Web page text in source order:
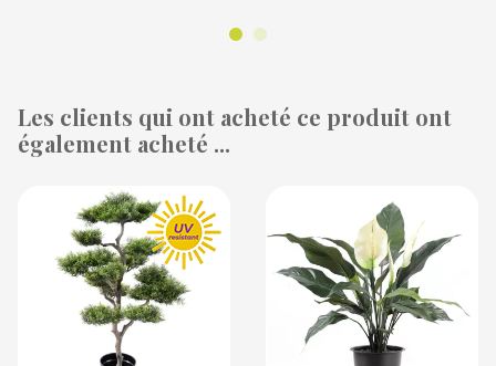
Les clients qui ont acheté ce produit ont
également acheté ...